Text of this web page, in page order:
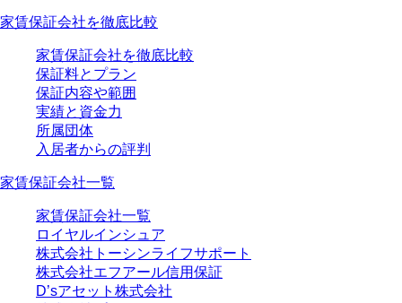
家賃保証会社を徹底比較
家賃保証会社を徹底比較
保証料とプラン
保証内容や範囲
実績と資金力
所属団体
入居者からの評判
家賃保証会社一覧
家賃保証会社一覧
ロイヤルインシュア
株式会社トーシンライフサポート
株式会社エフアール信用保証
D’sアセット株式会社